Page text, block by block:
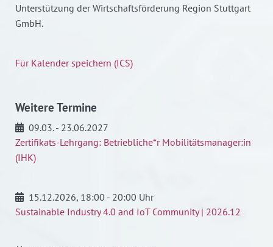
Unterstützung der Wirtschaftsförderung Region Stuttgart
GmbH.
Für Kalender speichern (ICS)
Weitere Termine
09.03. - 23.06.2027
Zertifikats-Lehrgang: Betriebliche*r Mobilitätsmanager:in
(IHK)
15.12.2026, 18:00 - 20:00 Uhr
Sustainable Industry 4.0 and IoT Community | 2026.12